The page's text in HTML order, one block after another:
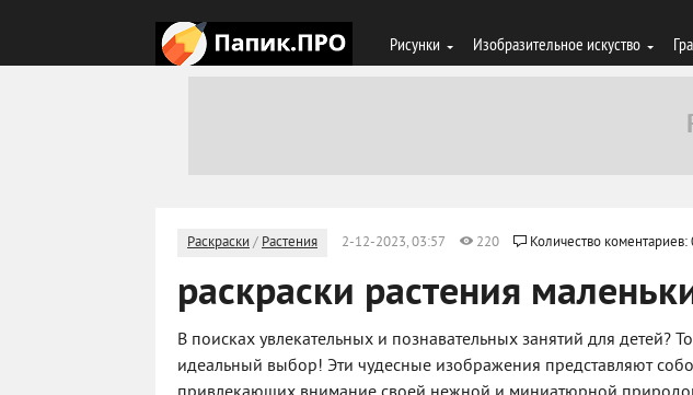
Рисунки Изобразительное искуство
Раскраски / Растения 2-12-2023, 03:57 220 Количество коментариев:
раскраски растения
В поисках увлекательных и познавательных занятий для детей?
идеальный выбор! Эти чудесные изображения представляют